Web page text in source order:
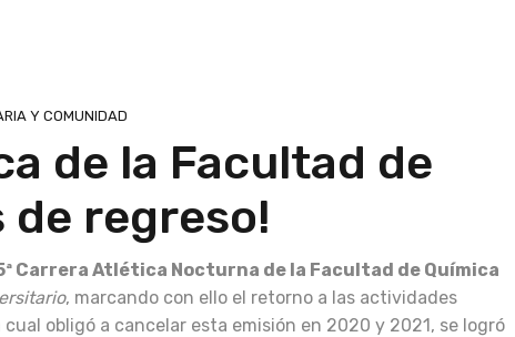
Y COMUNIDAD
de la Facultad de
de regreso!
Carrera Atlética Nocturna de la Facultad de Química
, marcando con ello el retorno a las actividades
obligó a cancelar esta emisión en 2020 y 2021, se logró